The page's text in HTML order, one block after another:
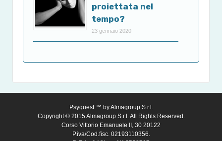
proiettata nel
tempo?
23 gennaio 2020
Psyquest ™ byAlmagroup S.r.l.
Copyright © 2015 Almagroup S.r.l. All Rights Reserved.
Corso Vittorio Emanuele II, 30 20122
P.iva/Cod.fisc. 02193110356.